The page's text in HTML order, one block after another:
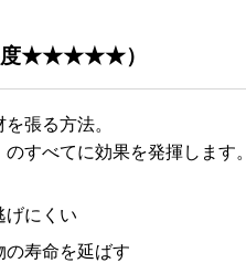
度★★★★★）
張る方法。
すべてに効果を発揮します。
げにくい
の寿命を延ばす